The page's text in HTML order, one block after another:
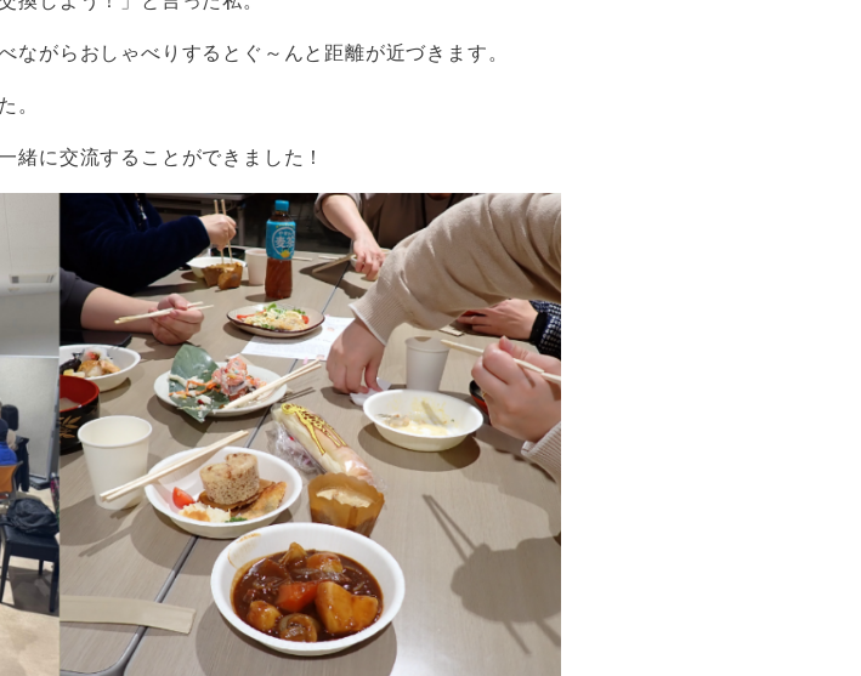
がらおしゃべりするとぐ～んと距離が近づきます。
。
緒に交流することができました！